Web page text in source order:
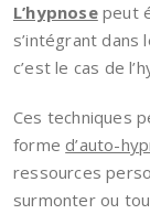
L’hypnosepeut
s’intégrant dans
c’est le cas de
Ces techniques
forme d’auto-
ressources
surmonter ou